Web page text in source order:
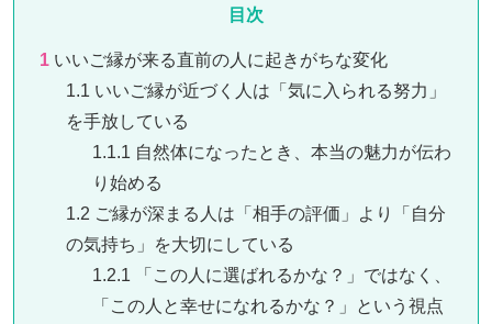
目次
1 いいご縁が来る直前の人に起きがちな変化
1.1 いいご縁が近づく人は「気に入られる努力」
を手放している
1.1.1 自然体になったとき、本当の魅力が伝わ
り始める
1.2 ご縁が深まる人は「相手の評価」より「自分
の気持ち」を大切にしている
1.2.1 「この人に選ばれるかな？」ではなく、
「この人と幸せになれるかな？」という視点